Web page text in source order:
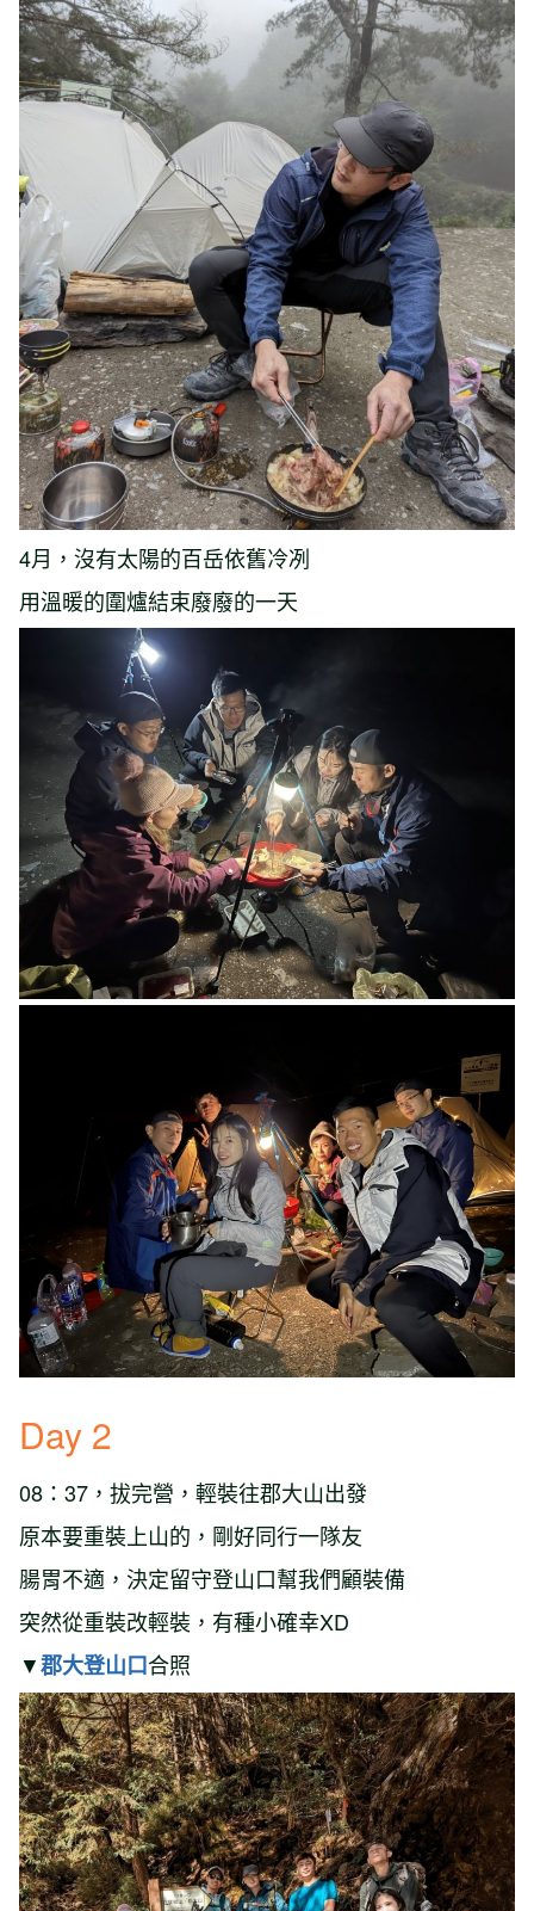
4月，沒有太陽的百岳依舊冷冽
用溫暖的圍爐結束廢廢的一天
Day 2
08：37，拔完營，輕裝往郡大山出發
原本要重裝上山的，剛好同行一隊友
腸胃不適，決定留守登山口幫我們顧裝備
突然從重裝改輕裝，有種小確幸XD
▼郡大登山口合照